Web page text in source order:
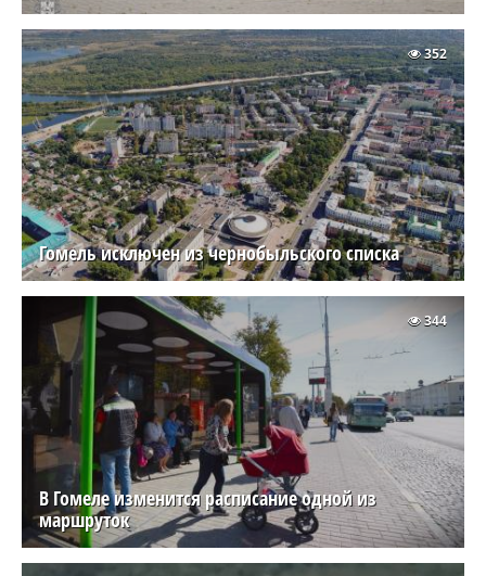
Гомель исключен из чернобыльского списка
352
В Гомеле изменится расписание одной из
маршруток
344